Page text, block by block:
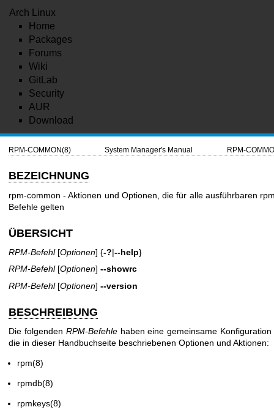
Arch Linux
Home
Packages
Forums
Wiki
GitLab
Security
AUR
Download
RPM-COMMON(8) System Manager's Manual RPM-
BEZEICHNUNG
rpm-common - Aktionen und Optionen, die für alle ausführbaren
Befehle gelten
ÜBERSICHT
RPM-Befehl[Optionen] {-?|--help}
RPM-Befehl[Optionen] --showrc
RPM-Befehl[Optionen] --version
BESCHREIBUNG
Die folgenden RPM-Befehlehaben eine gemeinsame Konfiguration
die in dieser Handbuchseite beschriebenen Optionen und Aktionen:
rpm(8)
rpmdb(8)
rpmkeys(8)